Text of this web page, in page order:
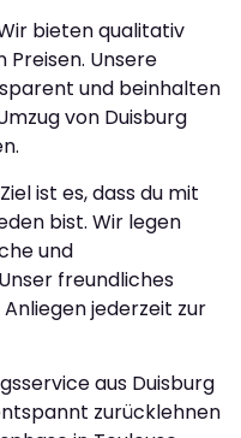
bieten qualitativ
Unsere
und beinhalten
von Duisburg
ist es, dass du mit
bist. Wir legen
und
freundliches
jederzeit zur
aus Duisburg
zurücklehnen